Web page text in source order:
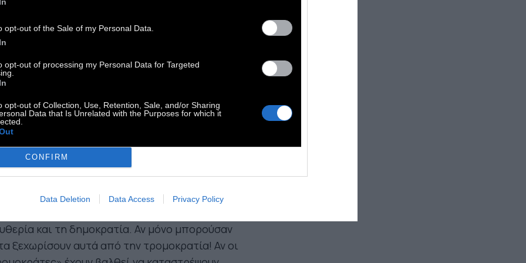
opt-out of the Sale of my Personal Data.
opt-out of processing my Personal Data for Targeted
opt-out of Collection, Use, Retention, Sale, and/or Sharing
Data that Is Unrelated with the Purposes for which it
CONFIRM
Data Deletion Data Access Privacy Policy
στην εκκλησία στο όνομα της
και του ανθρωπισμού, καταντούν να
κατά της ελευθερίας και των
ιδεωδών… Αν μόνο μπορούσαν να τα
δεν καταστρέφουν τα Θεία•
κοσμικές αξίες, αν αυτό τους
φιλελεύθεροι, παρασυρμένοι από το πάθος
να πολεμήσουν τον αντιδημοκρατικό
και τη δημοκρατία. Αν μόνο μπορούσαν
ξεχωρίσουν αυτά από την τρομοκρατία! Αν οι